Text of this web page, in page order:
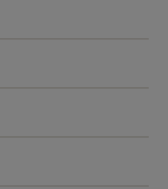
devam